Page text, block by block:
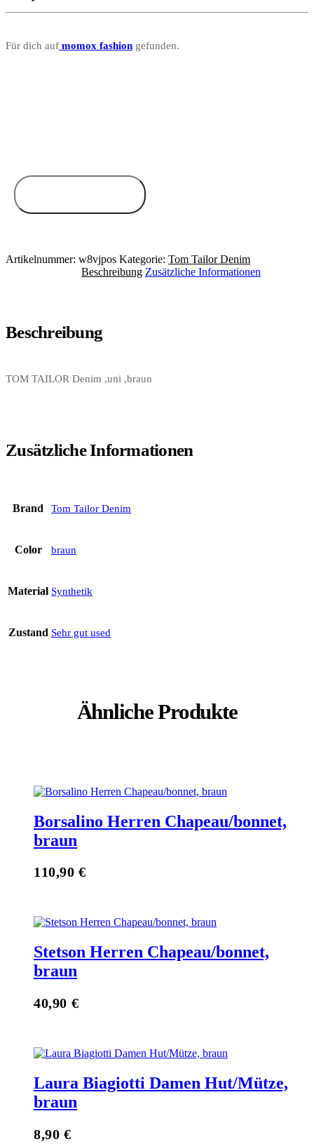
Für dich auf momox fashion gefunden.
Artikelnummer: w8vjpos Kategorie: Tom Tailor Denim
Beschreibung Zusätzliche Informationen
Beschreibung
TOM TAILOR Denim ,uni ,braun
Zusätzliche Informationen
Brand Tom Tailor Denim
Color braun
Material Synthetik
Zustand Sehr gut used
Ähnliche Produkte
Borsalino Herren Chapeau/bonnet,
braun
110,90€
Stetson Herren Chapeau/bonnet,
braun
40,90 €
Laura Biagiotti Damen Hut/Mütze,
braun
8,90 €